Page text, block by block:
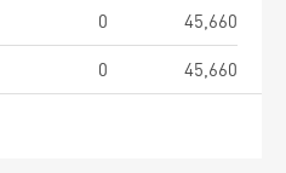
0
45,660
0 45,660